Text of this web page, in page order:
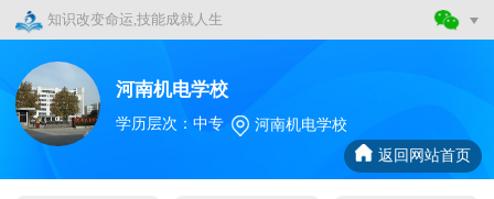
知识改变命运,技能成就人生
河南机电学校
河南机电学校
学历层次：中专
返回网站首页